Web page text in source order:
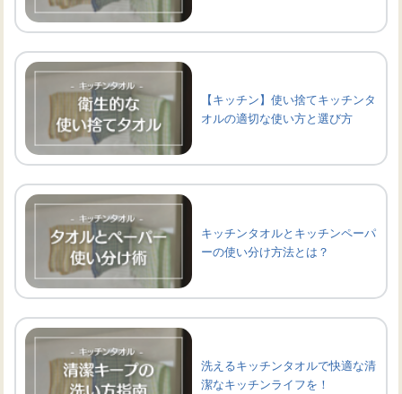
【キッチン】使い捨てキッチンタ
オルの適切な使い方と選び方
キッチンタオルとキッチンペーパ
ーの使い分け方法とは？
洗えるキッチンタオルで快適な清
潔なキッチンライフを！